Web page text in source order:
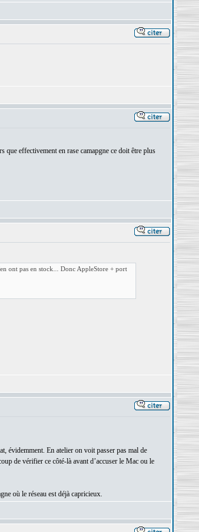
effectivement en rase camapgne ce doit être plus
ont pas en stock... Donc AppleStore + port
évidemment. En atelier on voit passer pas mal de
de vérifier ce côté-là avant d’accuser le Mac ou le
où le réseau est déjà capricieux.